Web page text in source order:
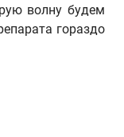
волну будем
гораздо